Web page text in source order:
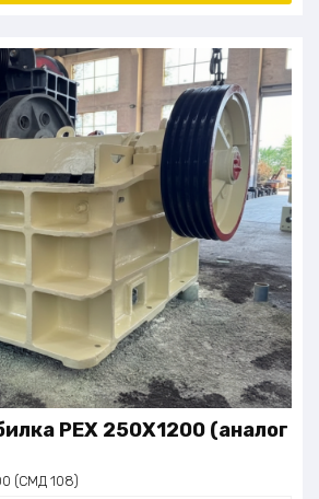
РЕХ 250Х1200 (аналог
(СМД 108)